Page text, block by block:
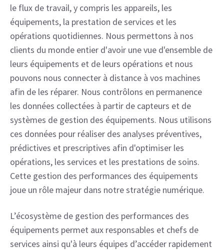
le flux de travail, y compris les appareils, les
équipements, la prestation de services et les
opérations quotidiennes. Nous permettons à nos
clients du monde entier d'avoir une vue d'ensemble de
leurs équipements et de leurs opérations et nous
pouvons nous connecter à distance à vos machines
afin de les réparer. Nous contrôlons en permanence
les données collectées à partir de capteurs et de
systèmes de gestion des équipements. Nous utilisons
ces données pour réaliser des analyses préventives,
prédictives et prescriptives afin d'optimiser les
opérations, les services et les prestations de soins.
Cette gestion des performances des équipements
joue un rôle majeur dans notre stratégie numérique.
L’écosystème de gestion des performances des
équipements permet aux responsables et chefs de
services ainsi qu'à leurs équipes d’accéder rapidement